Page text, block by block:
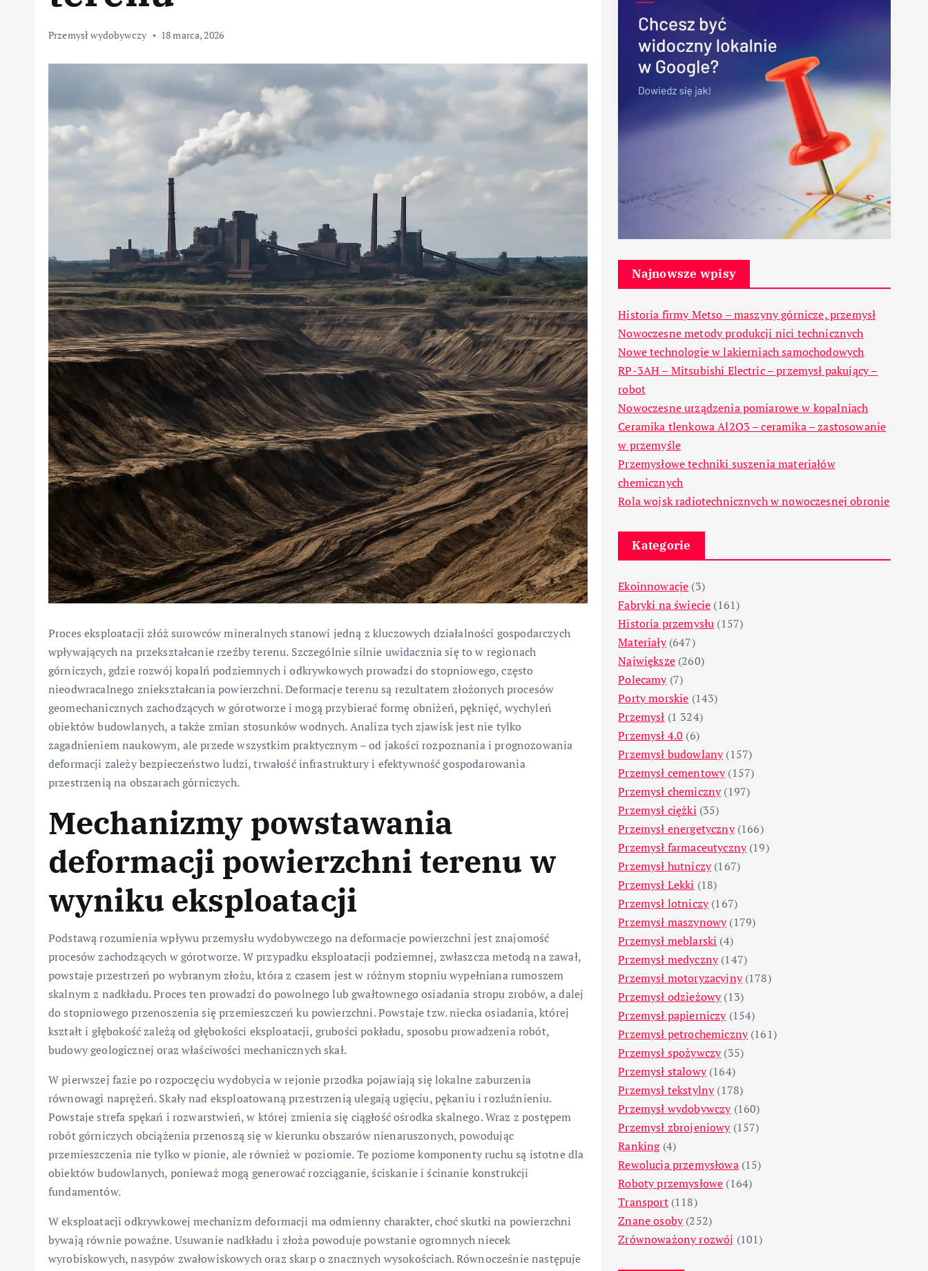
Przemysł wydobywczy 18 marca, 2026
Proces eksploatacji złóż surowców mineralnych stanowi jedną z kluczowych działalności gospodarczych
wpływających na przekształcanie rzeźby terenu. Szczególnie silnie uwidacznia się to w regionach
górniczych, gdzie rozwój kopalń podziemnych i odkrywkowych prowadzi do stopniowego, często
nieodwracalnego zniekształcania powierzchni. Deformacje terenu są rezultatem złożonych procesów
geomechanicznych zachodzących w górotworze i mogą przybierać formę obniżeń, pęknięć, wychyleń
obiektów budowlanych, a także zmian stosunków wodnych. Analiza tych zjawisk jest nie tylko
zagadnieniem naukowym, ale przede wszystkim praktycznym – od jakości rozpoznania i prognozowania
deformacji zależy bezpieczeństwo ludzi, trwałość infrastruktury i efektywność gospodarowania
przestrzenią na obszarach górniczych.
Mechanizmy powstawania
deformacji powierzchni terenu w
wyniku eksploatacji
Podstawą rozumienia wpływu przemysłu wydobywczego na deformacje powierzchni jest znajomość
procesów zachodzących w górotworze. W przypadku eksploatacji podziemnej, zwłaszcza metodą na zawał,
powstaje przestrzeń po wybranym złożu, która z czasem jest w różnym stopniu wypełniana rumoszem
skalnym z nadkładu. Proces ten prowadzi do powolnego lub gwałtownego osiadania stropu zrobów, a dalej
do stopniowego przenoszenia się przemieszczeń ku powierzchni. Powstaje tzw. niecka osiadania, której
kształt i głębokość zależą od głębokości eksploatacji, grubości pokładu, sposobu prowadzenia robót,
budowy geologicznej oraz właściwości mechanicznych skał.
W pierwszej fazie po rozpoczęciu wydobycia w rejonie przodka pojawiają się lokalne zaburzenia
równowagi naprężeń. Skały nad eksploatowaną przestrzenią ulegają ugięciu, pękaniu i rozluźnieniu.
Powstaje strefa spękań i rozwarstwień, w której zmienia się ciągłość ośrodka skalnego. Wraz z postępem
robót górniczych obciążenia przenoszą się w kierunku obszarów nienaruszonych, powodując
przemieszczenia nie tylko w pionie, ale również w poziomie. Te poziome komponenty ruchu są istotne dla
obiektów budowlanych, ponieważ mogą generować rozciąganie, ściskanie i ścinanie konstrukcji
fundamentów.
W eksploatacji odkrywkowej mechanizm deformacji ma odmienny charakter, choć skutki na powierzchni
bywają równie poważne. Usuwanie nadkładu i złoża powoduje powstanie ogromnych niecek
wyrobiskowych, nasypów zwałowiskowych oraz skarp o znacznych wysokościach. Równocześnie następuje
Najnowsze wpisy
Historia firmy Metso – maszyny górnicze, przemysł
Nowoczesne metody produkcji nici technicznych
Nowe technologie w lakierniach samochodowych
RP-3AH – Mitsubishi Electric – przemysł pakujący –
robot
Nowoczesne urządzenia pomiarowe w kopalniach
Ceramika tlenkowa Al2O3 – ceramika – zastosowanie
w przemyśle
Przemysłowe techniki suszenia materiałów
chemicznych
Rola wojsk radiotechnicznych w nowoczesnej obronie
Kategorie
Ekoinnowacje (3)
Fabryki na świecie (161)
Historia przemysłu (157)
Materiały(647)
Największe(260)
Polecamy(7)
Porty morskie (143)
Przemysł (1 324)
Przemysł 4.0 (6)
Przemysł budowlany(157)
Przemysł cementowy(157)
Przemysł chemiczny(197)
Przemysł ciężki (35)
Przemysł energetyczny(166)
Przemysł farmaceutyczny(19)
Przemysł hutniczy(167)
Przemysł Lekki (18)
Przemysł lotniczy(167)
Przemysł maszynowy(179)
Przemysł meblarski (4)
Przemysł medyczny(147)
Przemysł motoryzacyjny(178)
Przemysł odzieżowy(13)
Przemysł papierniczy(154)
Przemysł petrochemiczny(161)
Przemysł spożywczy(35)
Przemysł stalowy(164)
Przemysł tekstylny(178)
Przemysł wydobywczy(160)
Przemysł zbrojeniowy(157)
Ranking(4)
Rewolucja przemysłowa(15)
Roboty przemysłowe (164)
Transport(118)
Znane osoby(252)
Zrównoważony rozwój (101)